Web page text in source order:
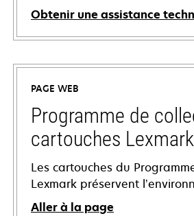
Obtenir une assistance
s’ouvre
dans
nouvel
onglet
PAGE WEB
Programme de
cartouches Lexmark
Les cartouches du
Lexmark préservent
Aller à la page